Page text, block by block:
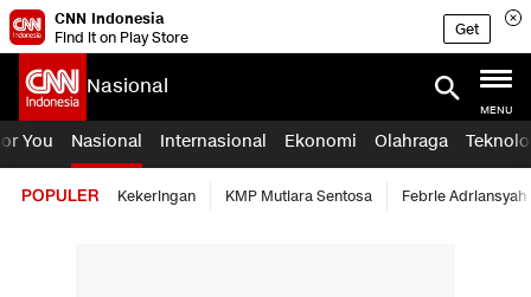
CNN Indonesia
Find it on Play Store
Get
Nasional
MENU
You Nasional Internasional Ekonomi Olahraga
POPULER Kekeringan KMP Mutiara Sentosa Febrie Adriansyah